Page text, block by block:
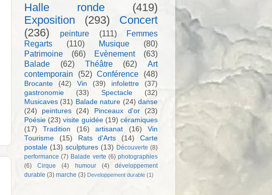
Halle ronde
(419)
Exposition
(293)
Concert
(236)
peinture (111)
Femmes
Regarts
(110) Musique
(80)
Patrimoine
(66) Evènement
(63)
Balade
(62) Théâtre (62)
Art
contemporain
(52) Conférence (48)
Brocante (42) Vin (39) infolettre
(37)
gastronomie
(33) Spectacle
(32)
Musicaves (31) Balade nature (24) danse
(24)
peintures (24) Pinceaux d'or
(23)
Poésie (23) visite guidée (19) céramiques
(17)
Tradition (16) artisanat (16)
Vin
Tourisme
(15) Rats d'Arts (14)
Carte
postale (13) sculptures (13) Découverte (8)
performance (7) Balade verte (6) photographies
(6)
Cirque (4) humour (4)
développement
durable (3) marche (3) Developpement durable (1)